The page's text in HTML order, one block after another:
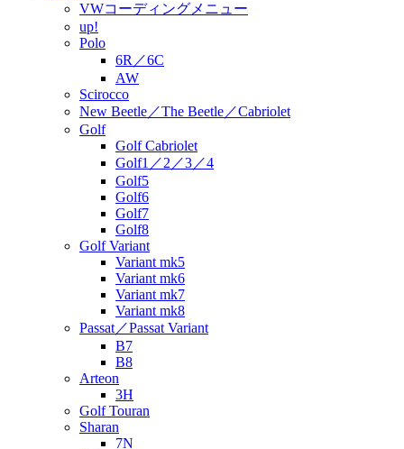
VWコーディングメニュー
up!
Polo
6R／6C
AW
Scirocco
New Beetle／The Beetle／Cabriolet
Golf
Golf Cabriolet
Golf1／2／3／4
Golf5
Golf6
Golf7
Golf8
Golf Variant
Variant mk5
Variant mk6
Variant mk7
Variant mk8
Passat／Passat Variant
B7
B8
Arteon
3H
Golf Touran
Sharan
7N